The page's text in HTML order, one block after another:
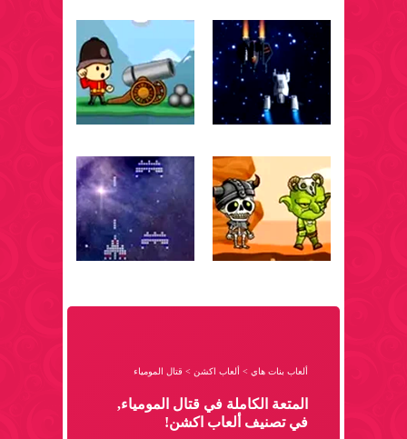
ألعاب بنات هاي > ألعاب اكشن > قتال المومياء
المتعة الكاملة في قتال المومياء,
في تصنيف ألعاب اكشن!